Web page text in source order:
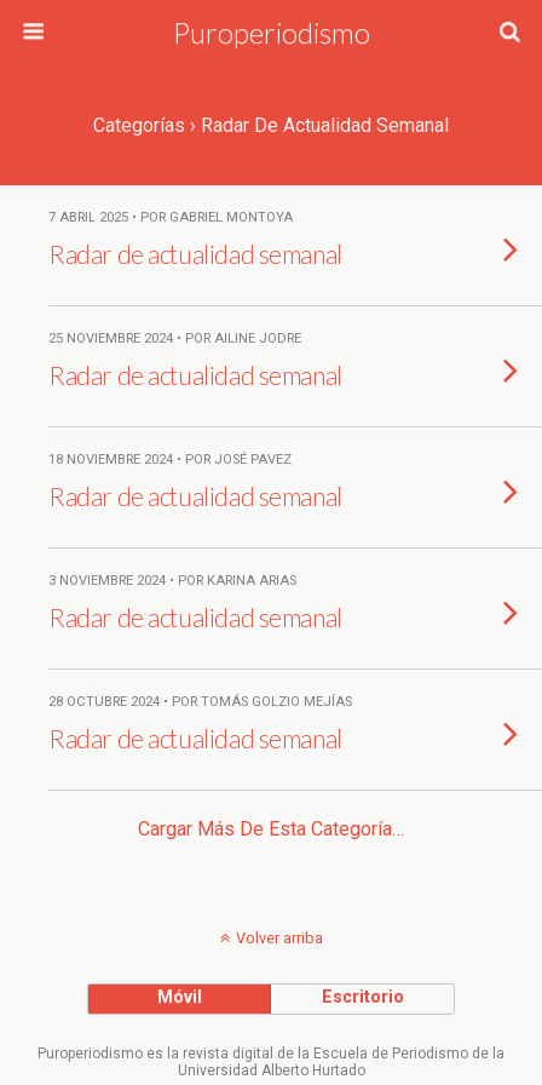
Puroperiodismo
Categorías › Radar De Actualidad Semanal
7 ABRIL 2025 • POR GABRIEL MONTOYA
Radar de actualidad semanal
25 NOVIEMBRE 2024 • POR AILINE JODRE
Radar de actualidad semanal
18 NOVIEMBRE 2024 • POR JOSÉ PAVEZ
Radar de actualidad semanal
3 NOVIEMBRE 2024 • POR KARINA ARIAS
Radar de actualidad semanal
28 OCTUBRE 2024 • POR TOMÁS GOLZIO MEJÍAS
Radar de actualidad semanal
Cargar Más De Esta Categoría…
Volver arriba
Móvil Escritorio
Puroperiodismo es la revista digital de la Escuela de Periodismo de la
Universidad Alberto Hurtado